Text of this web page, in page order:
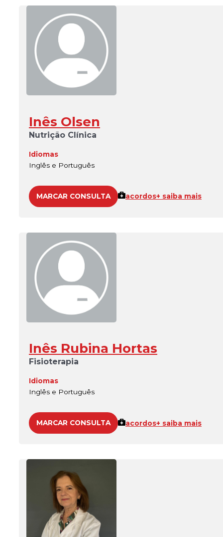
Inês Olsen
Nutrição Clínica
Idiomas
Inglês e Português
MARCAR CONSULTA acordos+ saiba mais
Inês Rubina Hortas
Fisioterapia
Idiomas
Inglês e Português
MARCAR CONSULTA acordos+ saiba mais